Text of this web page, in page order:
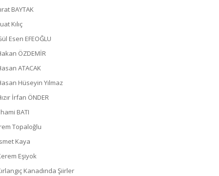
BAYTAK
Kılıç
Esen EFEOĞLU
ÖZDEMİR
ATACAK
Hüseyin Yılmaz
İrfan ÖNDER
BATI
Topaloğlu
Kaya
Eşiyok
Kanadında Şiirler